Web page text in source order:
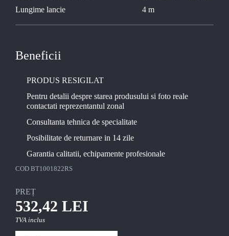
Lungime lancie
4 m
Beneficii
PRODUS RESIGILAT
Pentru detalii despre starea produsului si foto reale
contactati reprezentantul zonal
Consultanta tehnica de specialitate
Posibilitate de returnare in 14 zile
Garantia calitatii, echipamente profesionale
COD BT1001822RS
PREȚ
532,42 LEI
TVA inclus